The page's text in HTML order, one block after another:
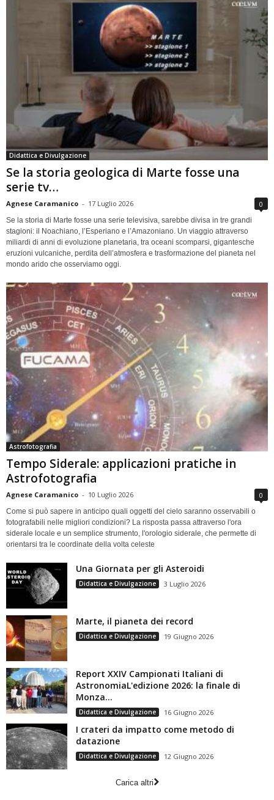
Didattica e Divulgazione
Se la storia geologica di Marte fosse una
serie tv…
Agnese Caramanico - 17 Luglio 2026 0
Se la storia di Marte fosse una serie televisiva, sarebbe divisa in tre grandi
stagioni: il Noachiano, l’Esperiano e l’Amazoniano. Un viaggio attraverso
miliardi di anni di evoluzione planetaria, tra oceani scomparsi, gigantesche
eruzioni vulcaniche, perdita dell’atmosfera e trasformazione del pianeta nel
mondo arido che osserviamo oggi.
Astrofotografia
Tempo Siderale: applicazioni pratiche in
Astrofotografia
Agnese Caramanico - 10 Luglio 2026 0
Come si può sapere in anticipo quali oggetti del cielo saranno osservabili o
fotografabili nelle migliori condizioni? La risposta passa attraverso l'ora
siderale locale e un semplice strumento, l'orologio siderale, che permette di
orientarsi tra le coordinate della volta celeste
Una Giornata per gli Asteroidi
Didattica e Divulgazione 3 Luglio 2026
Marte, il pianeta dei record
Didattica e Divulgazione 19 Giugno 2026
Report XXIV Campionati Italiani di
AstronomiaL'edizione 2026: la finale di
Monza...
Didattica e Divulgazione 16 Giugno 2026
I crateri da impatto come metodo di
datazione
Didattica e Divulgazione 12 Giugno 2026
Carica altri